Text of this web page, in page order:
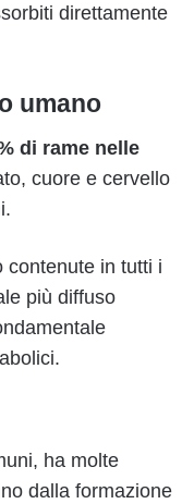
direttamente
umano
di rame nelle
cuore e cervello
contenute in tutti i
più diffuso
ha molte
dalla formazione